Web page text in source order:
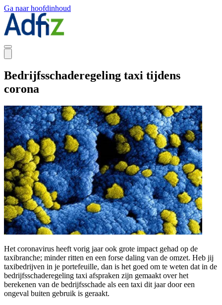
Ga naar hoofdinhoud
Bedrijfsschaderegeling taxi tijdens
corona
Het coronavirus heeft vorig jaar ook grote impact gehad op de
taxibranche; minder ritten en een forse daling van de omzet. Heb jij
taxibedrijven in je portefeuille, dan is het goed om te weten dat in de
bedrijfsschaderegeling taxi afspraken zijn gemaakt over het
berekenen van de bedrijfsschade als een taxi dit jaardoor een
ongeval buiten gebruik is geraakt.